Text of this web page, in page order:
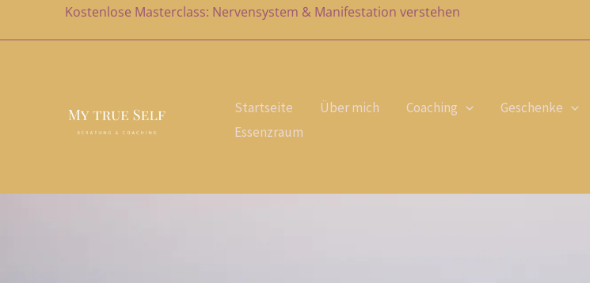
Kostenlose Masterclass: Nervensystem & Manifestation verstehen
Startseite Über mich Coaching Geschenke
Essenzraum